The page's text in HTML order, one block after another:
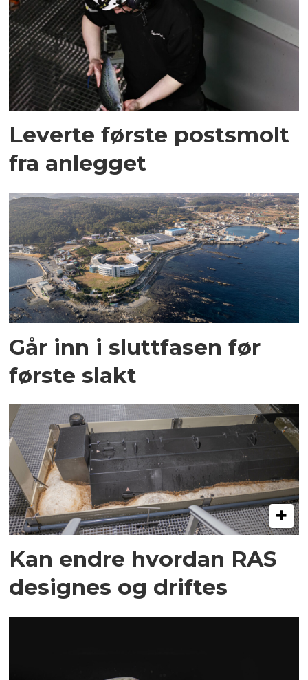
Leverte første postsmolt
fra anlegget
Går inn i sluttfasen før
første slakt
Kan endre hvordan RAS
designes og driftes